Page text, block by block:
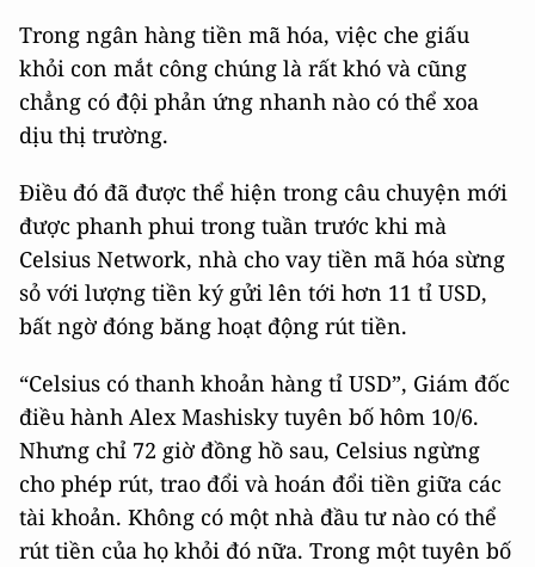
Trong ngân hàng tiền mã hóa, việc che giấu
khỏi con mắt công chúng là rất khó và cũng
chẳng có đội phản ứng nhanh nào có thể xoa
dịu thị trường.
Điều đó đã được thể hiện trong câu chuyện mới
được phanh phui trong tuần trước khi mà
Celsius Network, nhà cho vay tiền mã hóa sừng
sỏ với lượng tiền ký gửi lên tới hơn 11 tỉ USD,
bất ngờ đóng băng hoạt động rút tiền.
“Celsius có thanh khoản hàng tỉ USD”, Giám đốc
điều hành Alex Mashisky tuyên bố hôm 10/6.
Nhưng chỉ 72 giờ đồng hồ sau, Celsius ngừng
cho phép rút, trao đổi và hoán đổi tiền giữa các
tài khoản. Không có một nhà đầu tư nào có thể
rút tiền của họ khỏi đó nữa. Trong một tuyên bố